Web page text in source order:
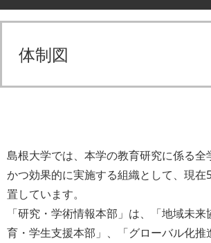
体制図
島根大学では、本学の教育研究に係る全
かつ効果的に実施する組織として、現在
置しています。
「研究・学術情報本部」は、「地域未
育・学生支援本部」、「グローバル化推